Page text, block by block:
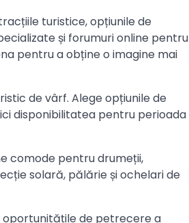
turistice, opțiunile de
și forumuri online pentru
pentru a obține o imagine mai
de vârf. Alege opțiunile de
disponibilitatea pentru perioada
comode pentru drumeții,
solară, pălărie și ochelari de
oportunitățile de petrecere a